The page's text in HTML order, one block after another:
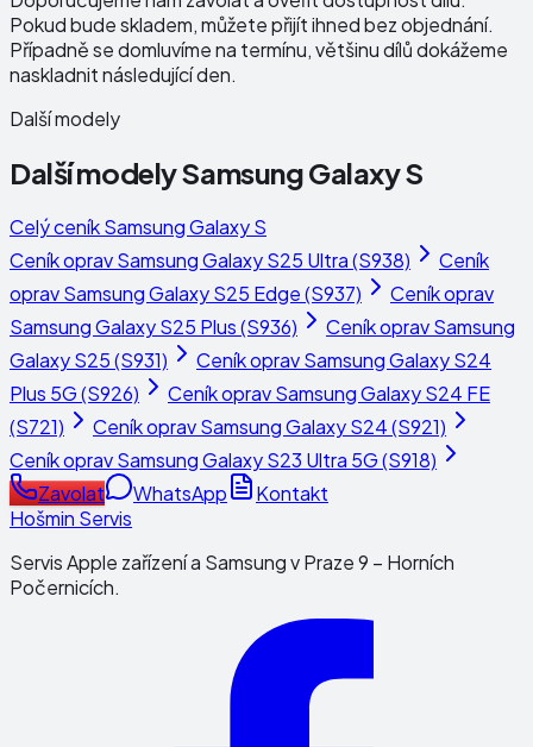
Pokud bude skladem, můžete přijít ihned bez objednání.
Případně se domluvíme na termínu, většinu dílů dokážeme
naskladnit následující den.
Další modely
Další modelySamsung Galaxy S
Celý ceníkSamsung Galaxy S
Ceník opravSamsung Galaxy S25 Ultra (S938)
Ceník
opravSamsung Galaxy S25 Edge (S937)
Ceník oprav
Samsung Galaxy S25 Plus (S936)
Ceník opravSamsung
Galaxy S25 (S931)
Ceník opravSamsung Galaxy S24
Plus 5G (S926)
Ceník opravSamsung Galaxy S24 FE
(S721)
Ceník opravSamsung Galaxy S24 (S921)
Ceník opravSamsung Galaxy S23 Ultra 5G (S918)
Zavolat
WhatsApp
Kontakt
Hošmin Servis
Servis Apple zařízení a Samsung v Praze 9 – Horních
Počernicích.